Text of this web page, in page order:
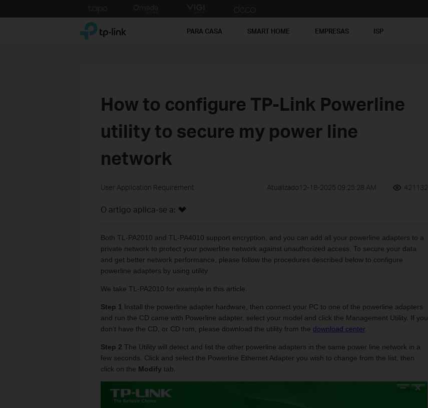
to
TP-Link, Reliably Smart PARA CASA SMART HOME EMPRESAS ISP
How to configure TP-Link Powerline
utility to secure my power line
network
User Application Requirement Atualizado12-18-2025 09:25:28 AM 421132
O artigo aplica-se a:
Both TL-PA2010 and TL-PA4010 support encryption, and you can add all your powerline adapters to a
private network to protect your powerline network against unauthorized access. To secure your data
and get better network performance, please follow the procedures described below to configure
powerline adapters by using utility.
We take TL-PA2010 for example in this article.
Step 1 Install the powerline adapter hardware, then connect your PC to one of the powerline adapters
and run the CD came with Powerline adapter, select your model and click the Management Utility. If you
don’t have the CD, or CD rom, please download the utility from the download center.
Step 2 The Utility will detect and list the other powerline adapters in the same power line network in a
few seconds. Click and select the Powerline Ethernet Adapter you wish to change from the list, then
click on the Modify tab.